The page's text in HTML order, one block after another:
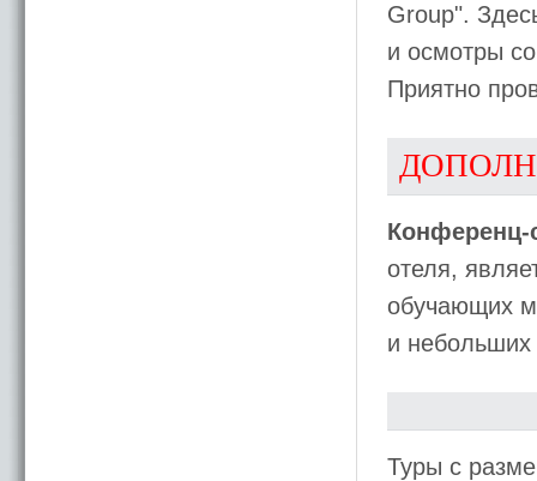
Group".
и осмотры
Приятно
Конференц-
отеля,
обучающих
и небольших
Туры с